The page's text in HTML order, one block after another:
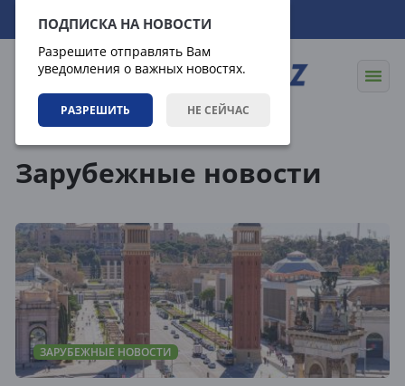
ПОДПИСКА НА НОВОСТИ
Разрешите отправлять Вам
уведомления о важных новостях.
РАЗРЕШИТЬ НЕ СЕЙЧАС
08.08.2026 05:46:38
Зарубежные новости
ЗАРУБЕЖНЫЕ НОВОСТИ